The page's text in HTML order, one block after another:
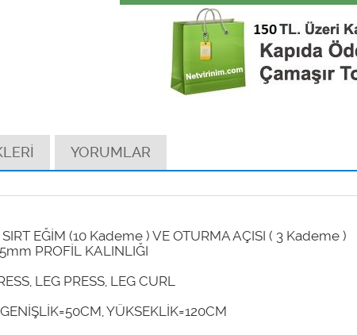
YORUMLAR
EĞİM (10 Kademe ) VE OTURMA AÇISI ( 3 Kademe )
PROFİL KALINLIĞI
LEG PRESS, LEG CURL
YÜKSEKLİK=120CM